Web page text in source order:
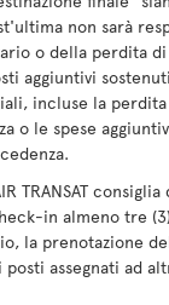
non sarà
o della perdita
aggiuntivi
incluse la
o le spese
TRANSAT
in almeno tre
la prenotazione
assegnati ad